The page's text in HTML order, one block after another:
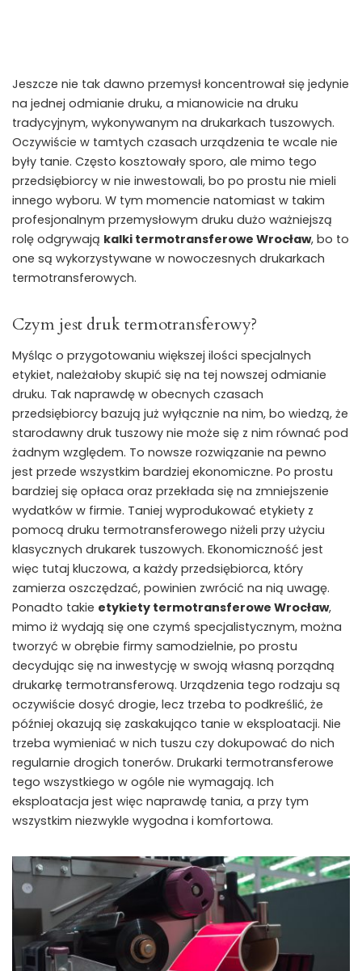
Jeszcze nie tak dawno przemysł koncentrował się jedynie
na jednej odmianie druku, a mianowicie na druku
tradycyjnym, wykonywanym na drukarkach tuszowych.
Oczywiście w tamtych czasach urządzenia te wcale nie
były tanie. Często kosztowały sporo, ale mimo tego
przedsiębiorcy w nie inwestowali, bo po prostu nie mieli
innego wyboru. W tym momencie natomiast w takim
profesjonalnym przemysłowym druku dużo ważniejszą
rolę odgrywają kalki termotransferowe Wrocław, bo to
one są wykorzystywane w nowoczesnych drukarkach
termotransferowych.
Czym jest druk termotransferowy?
Myśląc o przygotowaniu większej ilości specjalnych
etykiet, należałoby skupić się na tej nowszej odmianie
druku. Tak naprawdę w obecnych czasach
przedsiębiorcy bazują już wyłącznie na nim, bo wiedzą, że
starodawny druk tuszowy nie może się z nim równać pod
żadnym względem. To nowsze rozwiązanie na pewno
jest przede wszystkim bardziej ekonomiczne. Po prostu
bardziej się opłaca oraz przekłada się na zmniejszenie
wydatków w firmie. Taniej wyprodukować etykiety z
pomocą druku termotransferowego niżeli przy użyciu
klasycznych drukarek tuszowych. Ekonomiczność jest
więc tutaj kluczowa, a każdy przedsiębiorca, który
zamierza oszczędzać, powinien zwrócić na nią uwagę.
Ponadto takie etykiety termotransferowe Wrocław,
mimo iż wydają się one czymś specjalistycznym, można
tworzyć w obrębie firmy samodzielnie, po prostu
decydując się na inwestycję w swoją własną porządną
drukarkę termotransferową. Urządzenia tego rodzaju są
oczywiście dosyć drogie, lecz trzeba to podkreślić, że
później okazują się zaskakująco tanie w eksploatacji. Nie
trzeba wymieniać w nich tuszu czy dokupować do nich
regularnie drogich tonerów. Drukarki termotransferowe
tego wszystkiego w ogóle nie wymagają. Ich
eksploatacja jest więc naprawdę tania, a przy tym
wszystkim niezwykle wygodna i komfortowa.